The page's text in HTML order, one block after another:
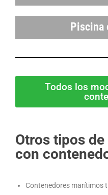
Piscina
Todos los
Otros tipos
con
Contenedores marítimos